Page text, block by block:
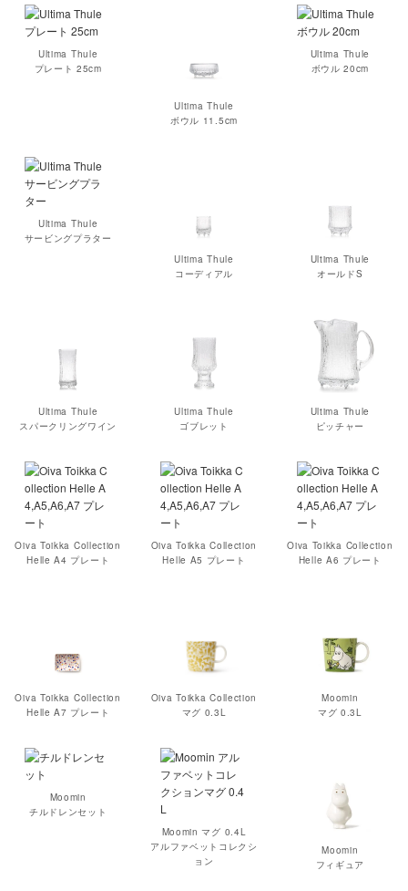
Ultima Thule
プレート 25cm
Ultima Thule
ボウル 11.5cm
Ultima Thule
ボウル 20cm
Ultima Thule
サービングプラター
Ultima Thule
コーディアル
Ultima Thule
オールドS
Ultima Thule
スパークリングワイン
Ultima Thule
ゴブレット
Ultima Thule
ピッチャー
Oiva Toikka Collection
Helle A4 プレート
Oiva Toikka Collection
Helle A5 プレート
Oiva Toikka Collection
Helle A6 プレート
Oiva Toikka Collection
Helle A7 プレート
Oiva Toikka Collection
マグ 0.3L
Moomin
マグ 0.3L
Moomin
チルドレンセット
Moomin マグ 0.4L
アルファベットコレクシ
ョン
Moomin
フィギュア